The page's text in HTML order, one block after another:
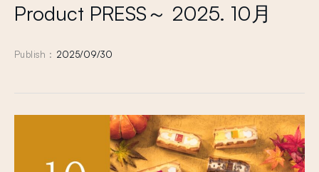
Product PRESS～ 2025. 10月
Publish : 2025/09/30